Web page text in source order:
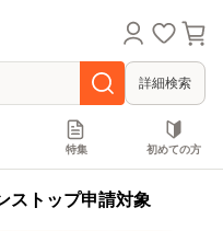
詳細検索
特集 初めての方
ストップ申請対象